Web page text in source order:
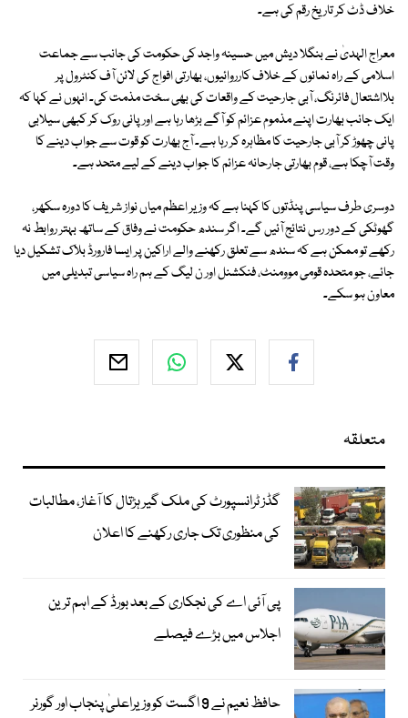
خلاف ڈٹ کر تاریخ رقم کی ہے۔
معراج الہدیٰ نے بنگلا دیش میں حسینہ واجد کی حکومت کی جانب سے جماعت
اسلامی کے راہ نمائوں کے خلاف کارروائیوں، بھارتی افواج کی لائن آف کنٹرول پر
بلااشتعال فائرنگ، آبی جارحیت کے واقعات کی بھی سخت مذمت کی۔ انہوں نے کہا کہ
ایک جانب بھارت اپنے مذموم عزائم کو آگے بڑھا رہا ہے اور پانی روک کر کبھی سیلابی
پانی چھوڑ کر آبی جارحیت کا مظاہرہ کر رہا ہے۔ آج بھارت کو قوت سے جواب دینے کا
وقت آچکا ہے، قوم بھارتی جارحانہ عزائم کا جواب دینے کے لیے متحد ہے۔
دوسری طرف سیاسی پنڈتوں کا کہنا ہے کہ وزیر اعظم میاں نواز شریف کا دورہ سکھر،
گھوٹکی کے دور رس نتائج آئیں گے۔ اگر سندھ حکومت نے وفاق کے ساتھ بہتر روابط نہ
رکھے تو ممکن ہے کہ سندھ سے تعلق رکھنے والے اراکین پر ایسا فارورڈ بلاک تشکیل دیا
جائے، جو متحدہ قومی موومنٹ، فنکشنل اور ن لیگ کے ہم راہ سیاسی تبدیلی میں
معاون ہو سکے۔
متعلقہ
گڈز ٹرانسپورٹ کی ملک گیر ہڑتال کا آغاز، مطالبات
کی منظوری تک جاری رکھنے کا اعلان
پی آئی اے کی نجکاری کے بعد بورڈ کے اہم ترین
اجلاس میں بڑے فیصلے
حافظ نعیم نے 9 اگست کو وزیراعلیٰ پنجاب اور گورنر